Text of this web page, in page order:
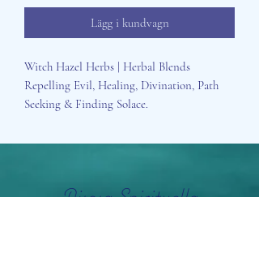
Lägg i kundvagn
Witch Hazel Herbs | Herbal Blends
Repelling Evil, Healing, Divination, Path
Seeking & Finding Solace.
Aisosa Spirituella